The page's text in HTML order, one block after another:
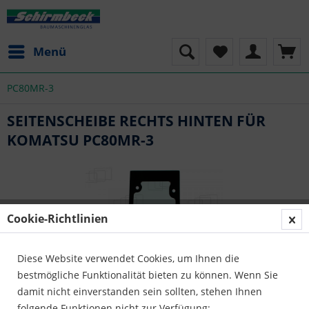
Menü
PC80MR-3
SEITENSCHEIBE RECHTS HINTEN FÜR
KOMATSU PC80MR-3
Cookie-Richtlinien
Diese Website verwendet Cookies, um Ihnen die
bestmögliche Funktionalität bieten zu können. Wenn Sie
damit nicht einverstanden sein sollten, stehen Ihnen